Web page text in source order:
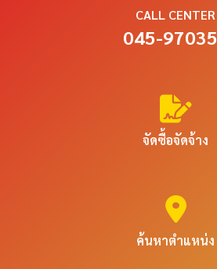
CALL CENTER
045-
จัดซื้อจัดจ้าง
ค้นหาตำแหน่ง